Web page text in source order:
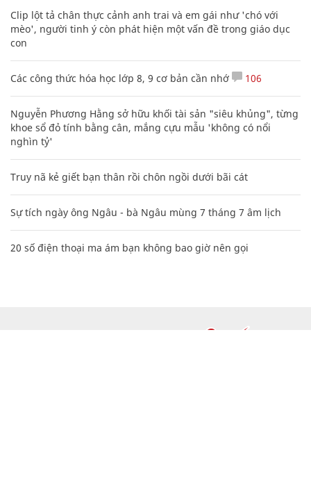
Clip lột tả chân thực cảnh anh trai và em gái như 'chó với
mèo', người tinh ý còn phát hiện một vấn đề trong giáo dục
con
Các công thức hóa học lớp 8, 9 cơ bản cần nhớ 106
Nguyễn Phương Hằng sở hữu khối tài sản "siêu khủng", từng
khoe sổ đỏ tính bằng cân, mắng cựu mẫu 'không có nổi
nghìn tỷ'
Truy nã kẻ giết bạn thân rồi chôn ngồi dưới bãi cát
Sự tích ngày ông Ngâu - bà Ngâu mùng 7 tháng 7 âm lịch
20 số điện thoại ma ám bạn không bao giờ nên gọi